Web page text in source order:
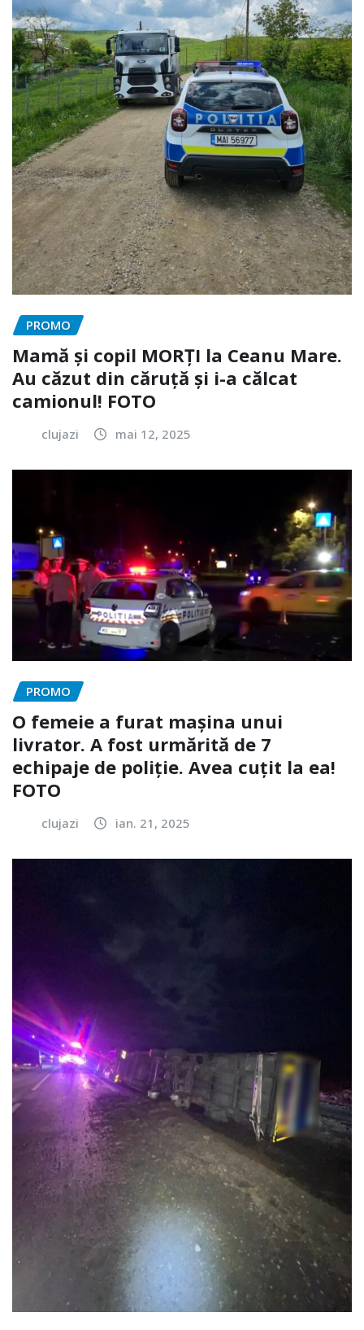
PROMO
Mamă și copil MORȚI la Ceanu Mare.
Au căzut din căruță și i-a călcat
camionul! FOTO
clujazi mai 12, 2025
PROMO
O femeie a furat mașina unui
livrator. A fost urmărită de 7
echipaje de poliție. Avea cuțit la ea!
FOTO
clujazi ian. 21, 2025